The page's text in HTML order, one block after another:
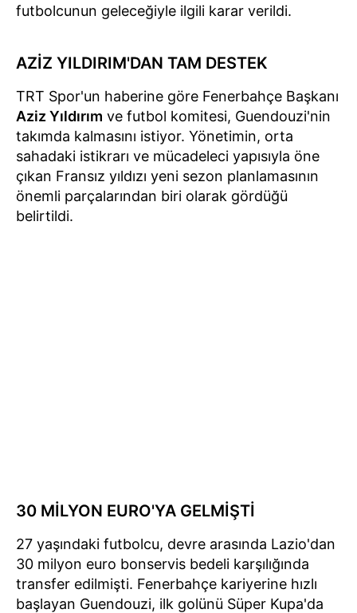
futbolcunun geleceğiyle ilgili karar verildi.
AZİZ YILDIRIM'DAN TAM DESTEK
TRT Spor'un haberine göre Fenerbahçe Başkanı
Aziz Yıldırım ve futbol komitesi, Guendouzi'nin
takımda kalmasını istiyor. Yönetimin, orta
sahadaki istikrarı ve mücadeleci yapısıyla öne
çıkan Fransız yıldızı yeni sezon planlamasının
önemli parçalarından biri olarak gördüğü
belirtildi.
30 MİLYON EURO'YA GELMİŞTİ
27 yaşındaki futbolcu, devre arasında Lazio'dan
30 milyon euro bonservis bedeli karşılığında
transfer edilmişti. Fenerbahçe kariyerine hızlı
başlayan Guendouzi, ilk golünü Süper Kupa'da